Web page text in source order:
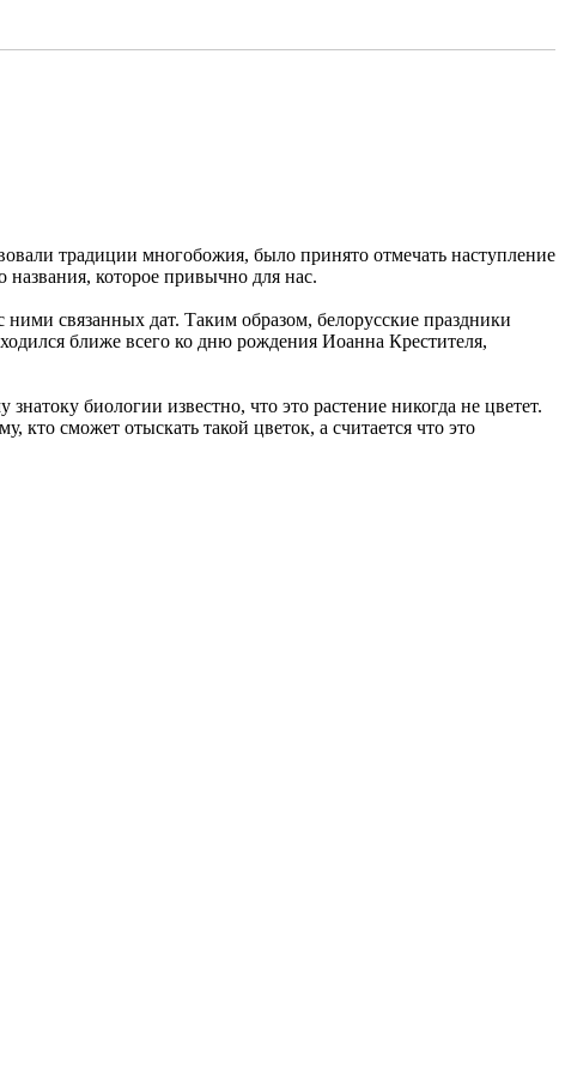
традиции многобожия, было принято отмечать наступление
которое привычно для нас.
связанных дат. Таким образом, белорусские праздники
ближе всего ко дню рождения Иоанна Крестителя,
биологии известно, что это растение никогда не цветет.
кто сможет отыскать такой цветок, а считается что это